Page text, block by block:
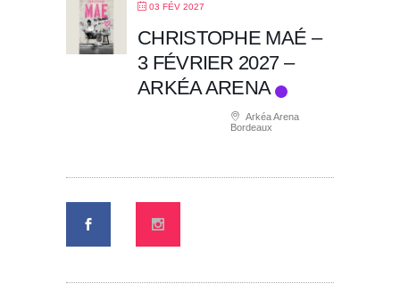
03 FÉV 2027
CHRISTOPHE MAÉ –
3 FÉVRIER 2027 –
ARKÉA ARENA
Arkéa Arena
Bordeaux